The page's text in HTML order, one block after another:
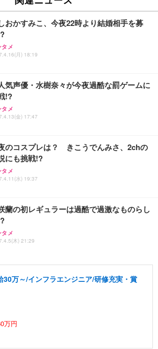
おかすみこ、今夜22時より結婚相手を募
タメ
月) 18:19
気声優・水樹奈々が今夜過酷な罰ゲームに
!?
タメ
金) 17:47
のコスプレは？ きこうでんみさ、2chの
にも挑戦!?
タメ
水) 19:37
蘭の初レギュラーは過酷で過激なものらし
タメ
木) 21:29
30万～/インフラエンジニア/研修充実・賞
万円